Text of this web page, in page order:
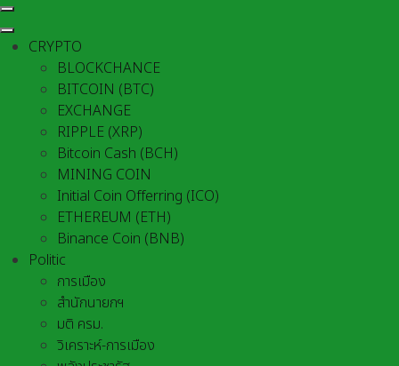
CRYPTO
BLOCKCHANCE
BITCOIN (BTC)
EXCHANGE
RIPPLE (XRP)
Bitcoin Cash (BCH)
MINING COIN
Initial Coin Offerring (ICO)
ETHEREUM (ETH)
Binance Coin (BNB)
Politic
การเมือง
สำนักนายกฯ
มติ ครม.
วิเคราะห์-การเมือง